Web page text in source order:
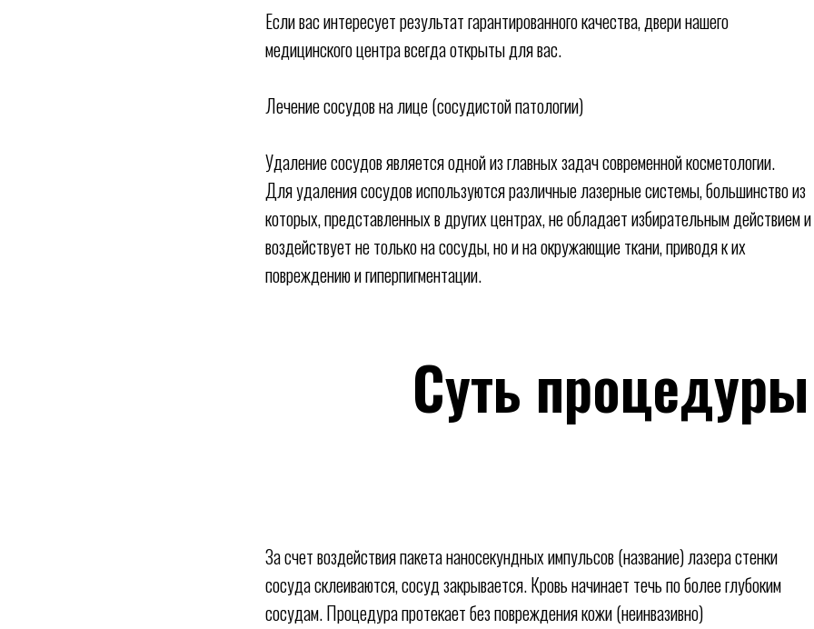
Если вас интересует результат гарантированного качества, двери нашего
медицинского центра всегда открыты для вас.
Лечение сосудов на лице (сосудистой патологии)
Удаление сосудов является одной из главных задач современной косметологии.
Для удаления сосудов используются различные лазерные системы, большинство из
которых, представленных в других центрах, не обладает избирательным действием и
воздействует не только на сосуды, но и на окружающие ткани, приводя к их
повреждению и гиперпигментации.
Суть процедуры
За счет воздействия пакета наносекундных импульсов (название) лазера стенки
сосуда склеиваются, сосуд закрывается. Кровь начинает течь по более глубоким
сосудам. Процедура протекает без повреждения кожи (неинвазивно)